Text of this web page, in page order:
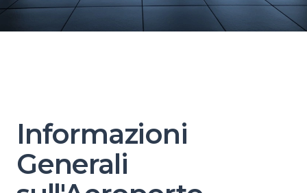
Informazioni
Generali